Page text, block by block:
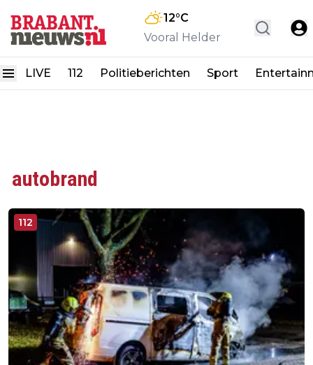
12°C
Vooral Helder
LIVE 112 Politieberichten Sport
autobrand
112